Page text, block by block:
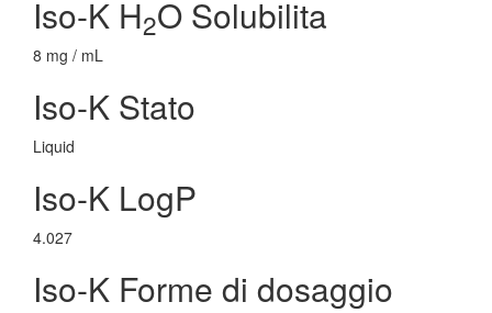
Iso-K H2O Solubilita
8 mg / mL
Iso-K Stato
Liquid
Iso-K LogP
4.027
Iso-K Forme di dosaggio